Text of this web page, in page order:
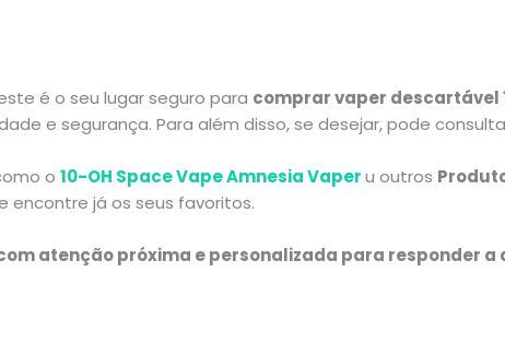
é o seu lugar seguro para comprar vaper descartável
e segurança. Para além disso, se desejar, pode
o 10-OH Space Vape Amnesia Vaperu outros
encontre já os seus favoritos.
atenção próxima e personalizada para responder a